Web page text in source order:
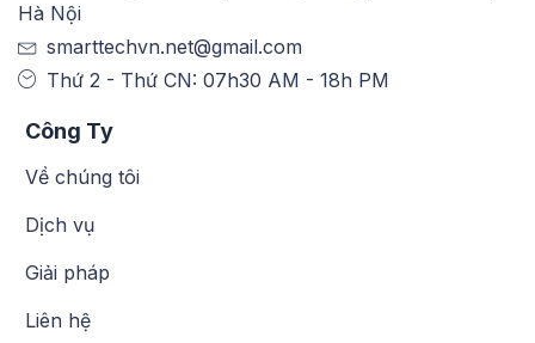
Hà Nội
smarttechvn.net@gmail.com
Thứ 2 - Thứ CN: 07h30 AM - 18h PM
Công Ty
Về chúng tôi
Dịch vụ
Giải pháp
Liên hệ